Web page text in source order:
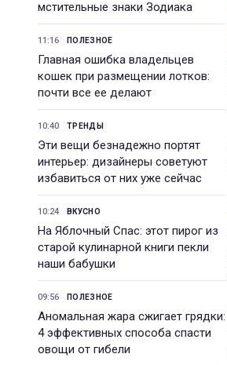
мстительные знаки Зодиака
11:16 ПОЛЕЗНОЕ
Главная ошибка владельцев
кошек при размещении лотков:
почти все ее делают
10:40 ТРЕНДЫ
Эти вещи безнадежно портят
интерьер: дизайнеры советуют
избавиться от них уже сейчас
10:24 ВКУСНО
На Яблочный Спас: этот пирог из
старой кулинарной книги пекли
наши бабушки
09:56 ПОЛЕЗНОЕ
Аномальная жара сжигает грядки:
4 эффективных способа спасти
овощи от гибели